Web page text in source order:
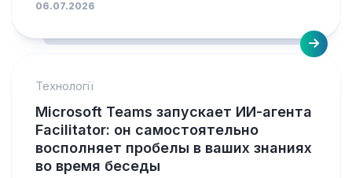
06.07.2026
Технології
Microsoft Teams запускает ИИ-агента
Facilitator: он самостоятельно
восполняет пробелы в ваших знаниях
во время беседы